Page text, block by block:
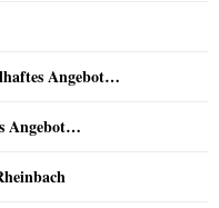
Angebot…
Angebot…